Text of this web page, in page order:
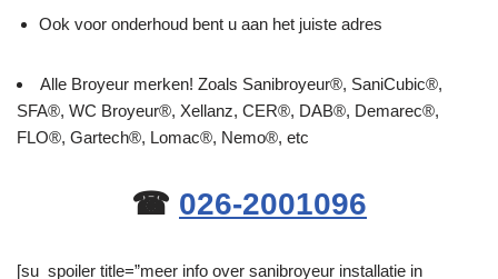
Ook voor onderhoud bent u aan het juiste adres
Alle Broyeur merken! Zoals Sanibroyeur®, SaniCubic®,
SFA®, WC Broyeur®, Xellanz, CER®, DAB®, Demarec®,
FLO®, Gartech®, Lomac®, Nemo®, etc
☎ 026-2001096
[su_spoiler title=”meer info over sanibroyeur installatie in